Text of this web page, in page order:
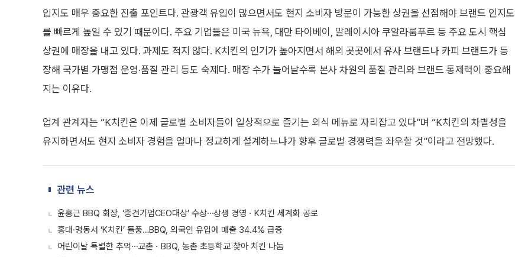
입지도 매우 중요한 진출 포인트다. 관광객 유입이 많으면서도 현지 소비자 방문이 가능한 상권을 선점해야 브랜드 인지도
를 빠르게 높일 수 있기 때문이다. 주요 기업들은 미국 뉴욕, 대만 타이베이, 말레이시아 쿠알라룸푸르 등 주요 도시 핵심
상권에 매장을 내고 있다. 과제도 적지 않다. K치킨의 인기가 높아지면서 해외 곳곳에서 유사 브랜드나 카피 브랜드가 등
장해 국가별 가맹점 운영·품질 관리 등도 숙제다. 매장 수가 늘어날수록 본사 차원의 품질 관리와 브랜드 통제력이 중요해
지는 이유다.
업계 관계자는 “K치킨은 이제 글로벌 소비자들이 일상적으로 즐기는 외식 메뉴로 자리잡고 있다”며 “K치킨의 차별성을
유지하면서도 현지 소비자 경험을 얼마나 정교하게 설계하느냐가 향후 글로벌 경쟁력을 좌우할 것”이라고 전망했다.
관련 뉴스
윤홍근 BBQ 회장, ‘중견기업CEO대상’ 수상⋯상생 경영ㆍK치킨 세계화 공로
홍대·명동서 ‘K치킨’ 돌풍…BBQ, 외국인 유입에 매출 34.4% 급증
어린이날 특별한 추억⋯교촌ㆍBBQ, 농촌 초등학교 찾아 치킨 나눔